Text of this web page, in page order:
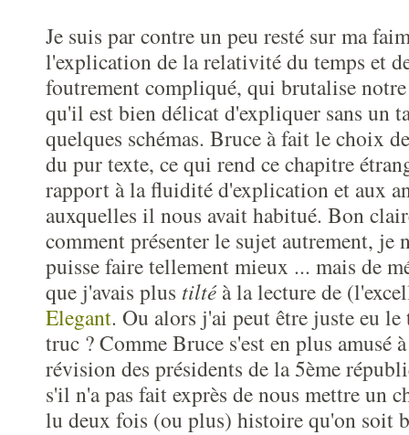
Je suis par contre un peu resté sur ma
l'explication de la relativité du temps et
foutrement compliqué, qui brutalise
qu'il est bien délicat d'expliquer sans un
quelques schémas. Bruce à fait le choix
du pur texte, ce qui rend ce chapitre
rapport à la fluidité d'explication et aux
auxquelles il nous avait habitué. Bon
comment présenter le sujet autrement, je
puisse faire tellement mieux ... mais de
que j'avais plus tilté à la lecture de
Elegant. Ou alors j'ai peut être juste eu le
truc ? Comme Bruce s'est en plus amusé
révision des présidents de la 5ème
s'il n'a pas fait exprès de nous mettre un
lu deux fois (ou plus) histoire qu'on soit